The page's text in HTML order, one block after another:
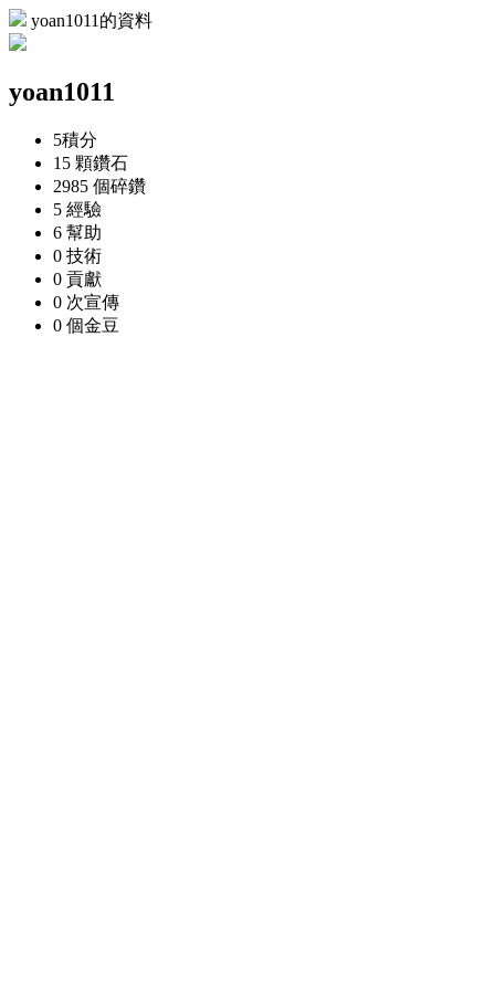
yoan1011的資料
yoan1011
5積分
15 顆鑽石
2985 個碎鑽
5 經驗
6 幫助
0 技術
0 貢獻
0 次宣傳
0 個金豆